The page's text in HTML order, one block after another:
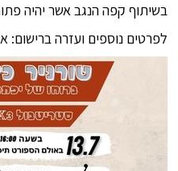
בשיתוף קפה הנגב אשר יהיה
לפרטים נוספים ועזרה ברישום: איתי שמיר